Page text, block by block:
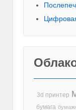
3d принтер
бумага